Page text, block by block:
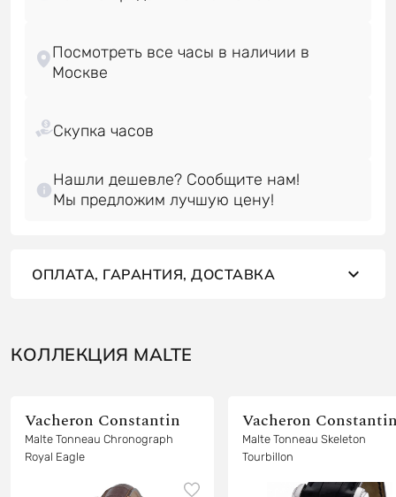
Посмотреть все часы в наличии в
Нашли дешевле? Сообщите нам!
Мы предложим лучшую цену!
ОПЛАТА, ГАРАНТИЯ, ДОСТАВКА
КОЛЛЕКЦИЯ MALTE
Vacheron Constantin
Malte Tonneau Chronograph
Royal Eagle
Vacheron
Malte Tonneau Skeleton
Tourbillon